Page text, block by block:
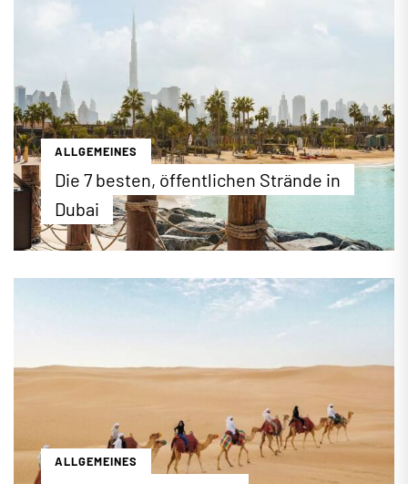
weit und breit keines zu sehen ist, lohnt sich ein
Blick aufs Smartphone. Viele praktische Apps, die
Sie in Deutschland verwenden […]
...mehr erfahren
ALLGEMEINES
Die 7 besten, öffentlichen Strände in
Dubai
Auf einer Küstenlänge von mehr als 60 Kilometern
Dubai jede Menge Sand, Sonne und blaues Wasser
bestens ausgestattet sind und Besucher mit tollen
sportlichen und gastronomischen Angeboten
...mehr erfahren
ALLGEMEINES